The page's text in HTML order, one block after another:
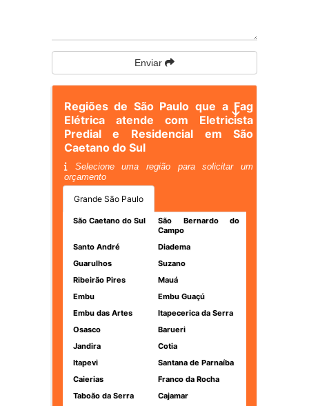
Enviar
Regiões de São Paulo que a Fag
Elétrica atende com Eletricista
Predial e Residencial em São
Caetano do Sul
Selecione uma região para solicitar um
orçamento
Grande São Paulo
São Caetano do Sul
São Bernardo do
Campo
Santo André
Diadema
Guarulhos
Suzano
Ribeirão Pires
Mauá
Embu
Embu Guaçú
Embu das Artes
Itapecerica da Serra
Osasco
Barueri
Jandira
Cotia
Itapevi
Santana de Parnaíba
Caierias
Franco da Rocha
Taboão da Serra
Cajamar